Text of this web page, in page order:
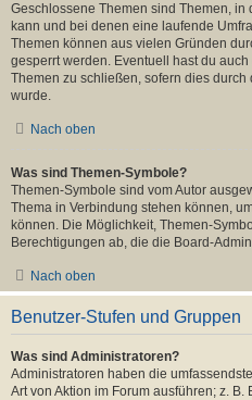
Geschlossene Themen sind Themen,
kann und bei denen eine laufende
Themen können aus vielen Gründen
gesperrt werden. Eventuell hast du
Themen zu schließen, sofern dies
wurde.
Nach oben
Was sind Themen-Symbole?
Themen-Symbole sind vom Autor
Thema in Verbindung stehen können,
können. Die Möglichkeit, Themen-
Berechtigungen ab, die die Board-
Nach oben
Benutzer-Stufen und Gruppen
Was sind Administratoren?
Administratoren haben die
Art von Aktion im Forum ausführen; z.